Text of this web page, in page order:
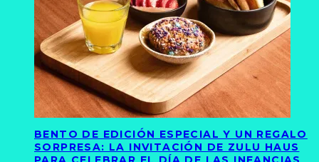
BENTO DE EDICIÓN ESPECIAL Y UN REGALO
SORPRESA: LA INVITACIÓN DE ZULU HAUS